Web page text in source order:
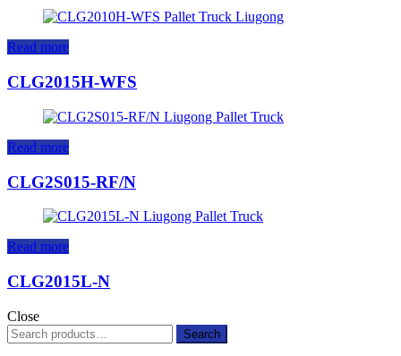
Read more
CLG2015H-WFS
Read more
CLG2S015-RF/N
Read more
CLG2015L-N
Close
Search
for:
Search